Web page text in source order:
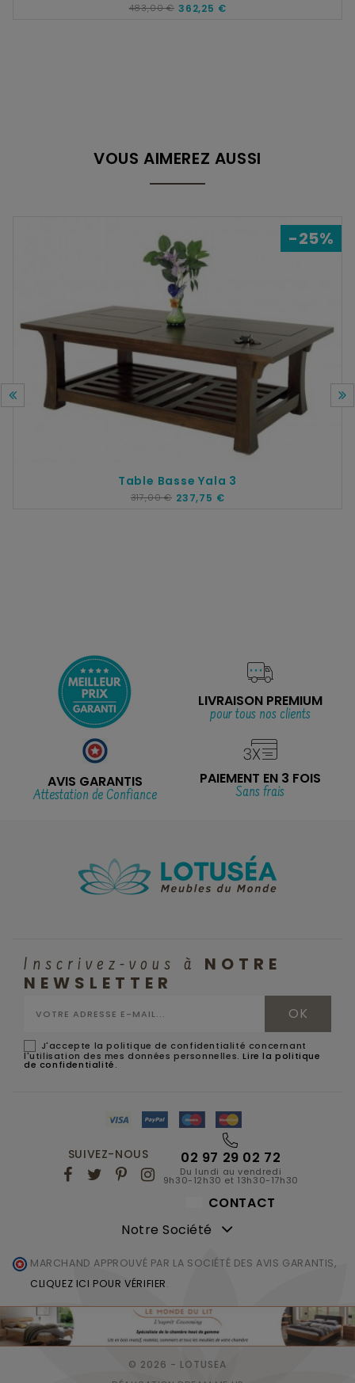
483,00 € 362,25 €
VOUS AIMEREZ AUSSI
-25%
Table Basse Yala 3
317,00 € 237,75 €
LIVRAISON PREMIUM
pour tous nos clients
AVIS GARANTIS
Attestation de Confiance
PAIEMENT EN 3 FOIS
Sans frais
Inscrivez-vous à
NOTRE
NEWSLETTER
J'accepte la politique de confidentialité concernant
l'utilisation des mes données personnelles.Lire la politique
de confidentialité.
SUIVEZ-NOUS 02 97 29 02 72
Du lundi au vendredi
9h30-12h30 et 13h30-17h30
CONTACT
Notre Société
MARCHAND APPROUVÉ PAR LA SOCIÉTÉ DES AVIS GARANTIS,
CLIQUEZ ICI POUR VÉRIFIER.
© 2026 - LOTUSEA